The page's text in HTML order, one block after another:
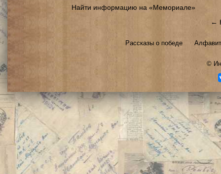
Найти информацию на «Мемориале»
←
Рассказы о победе
©